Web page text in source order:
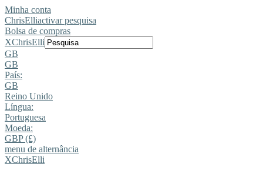
Minha conta
ChrisElliactivar pesquisa
Bolsa de compras
XChrisElli
GB
GB
País:
GB
Reino Unido
Língua:
Portuguesa
Moeda:
GBP (£)
menu de alternância
XChrisElli